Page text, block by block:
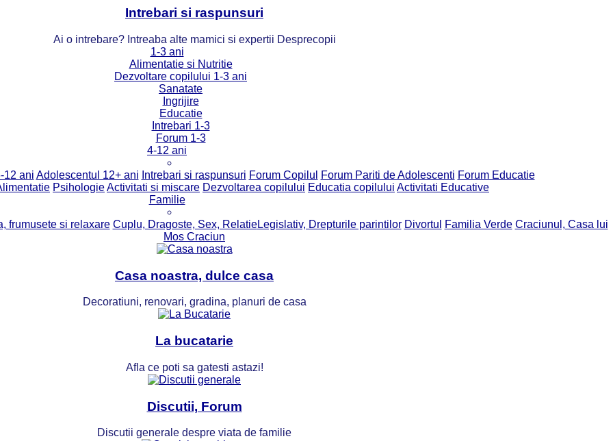
Intrebari si raspunsuri
Ai o intrebare? Intreaba alte mamici si expertii Desprecopii
1-3 ani
Alimentatie si Nutritie
Dezvoltare copilului 1-3 ani
Sanatate
Ingrijire
Educatie
Intrebari 1-3
Forum 1-3
4-12 ani
12 ani Adolescentul 12+ ani Intrebari si raspunsuri Forum Copilul Forum Pariti de Adolescenti Forum Educatie
PsihologieActivitati si miscare Dezvoltarea copilului Educatia copilului Activitati Educative
Familie
frumusete si relaxare Cuplu, Dragoste, Sex, RelatieLegislativ, Drepturile parintilor Divortul Familia Verde Craciunul, Casa lui
Mos Craciun
Casa noastra, dulce casa
Decoratiuni, renovari, gradina, planuri de casa
La bucatarie
Afla ce poti sa gatesti astazi!
Discutii, Forum
Discutii generale despre viata de familie